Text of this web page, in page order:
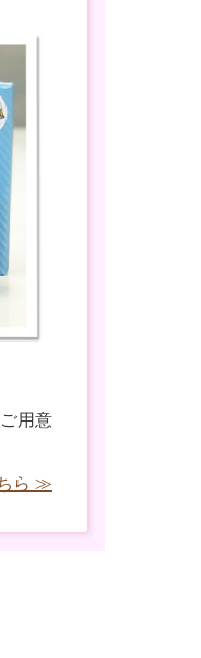
用意
ら ≫